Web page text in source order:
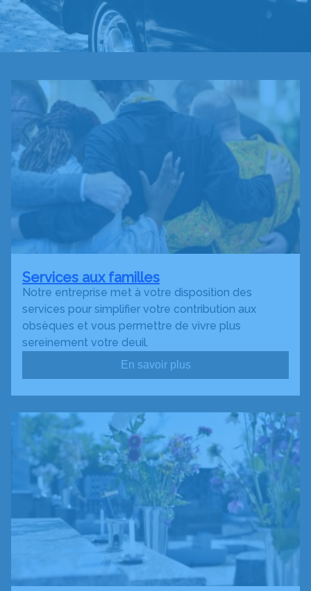
Services aux familles
Notre entreprise met à votre disposition des
services pour simplifier votre contribution aux
obsèques et vous permettre de vivre plus
sereinement votre deuil.
En savoir plus